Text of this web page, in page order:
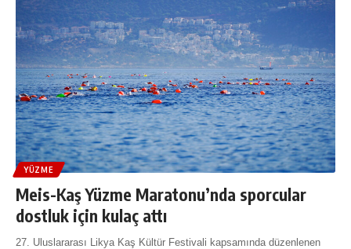
YÜZME
Meis-Kaş Yüzme Maratonu’nda sporcular
dostluk için kulaç attı
27. Uluslararası Likya Kaş Kültür Festivali kapsamında düzenlenen